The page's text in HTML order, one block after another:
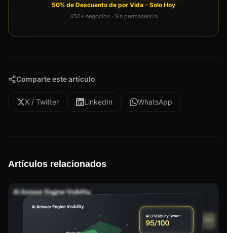
50% de Descuento de por Vida - Solo Hoy
450+ negocios · Sin permanencia
Comparte este artículo
X / Twitter LinkedIn WhatsApp
Artículos relacionados